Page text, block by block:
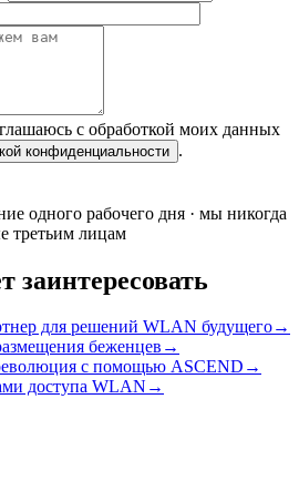
с обработкой моих данных
конфиденциальности .
одного рабочего дня · мы никогда
третьим лицам
заинтересовать
для решений WLAN будущего→
беженцев →
с помощью ASCEND →
доступа WLAN →